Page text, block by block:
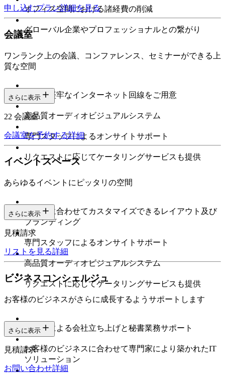
オフィス空間における諸経費の削減
グローバル企業やプロフェッショナルとの繋がり
申し込むプラン詳細を見る
会議室
ワンランク上の会議、コンファレンス、セミナーができる上
質な空間
高速で堅牢なインターネット回線をご用意
高品質オーディオビジュアルシステム
専門スタッフによるオンサイトサポート
リクエストに応じてケータリングサービスも提供
さらに表示
22 会議室
会議室を予約する詳細
イベントスペース
あらゆるイベントにピッタリの空間
ニーズに合わせてカスタマイズできるレイアウト及び
ブランディング
専門スタッフによるオンサイトサポート
高品質オーディオビジュアルシステム
リクエストに応じてケータリングサービスも提供
さらに表示
見積請求
リストを見る詳細
ビジネスコンシェルジュ
お客様のビジネスがさらに成長するようサポートします
専門家による会社立ち上げと秘書業務サポート
お客様のビジネスに合わせて専門家により築かれたIT
ソリューション
さらに表示
見積請求
お問い合わせ詳細